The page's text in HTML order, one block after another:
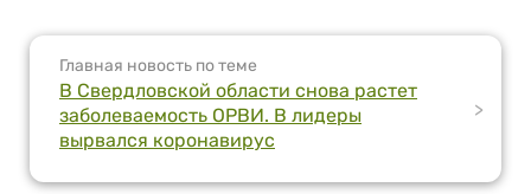
Главная новость по теме
В Свердловской области снова растет
заболеваемость ОРВИ. В лидеры
вырвался коронавирус
>